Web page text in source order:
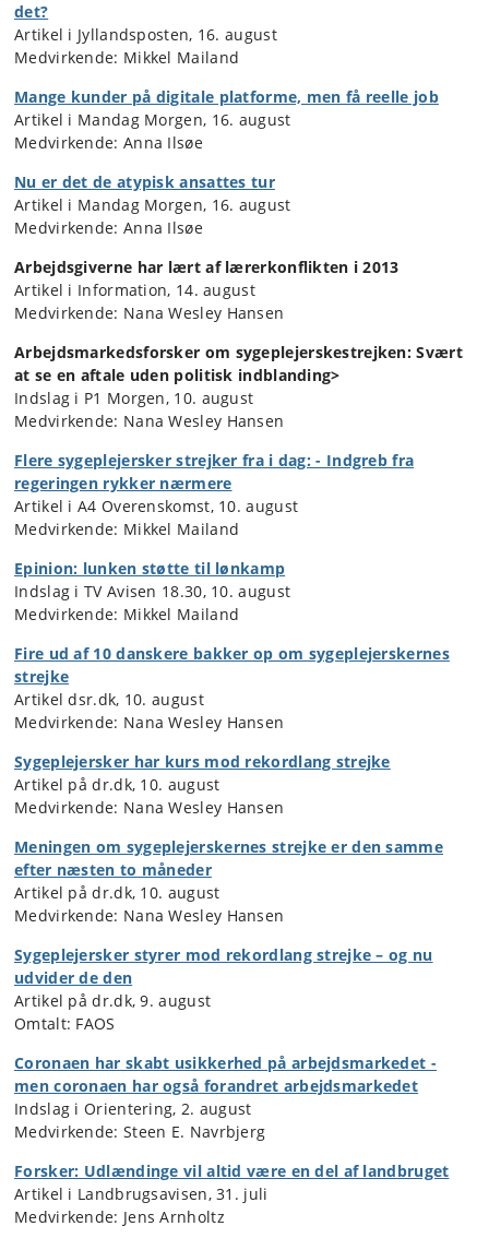
det?
Artikel i Jyllandsposten, 16. august
Medvirkende: Mikkel Mailand
Mange kunder på digitale platforme, men få reelle job
Artikel i Mandag Morgen, 16. august
Medvirkende: Anna Ilsøe
Nu er det de atypisk ansattes tur
Artikel i Mandag Morgen, 16. august
Medvirkende: Anna Ilsøe
Arbejdsgiverne har lært af lærerkonflikten i 2013
Artikel i Information, 14. august
Medvirkende: Nana Wesley Hansen
Arbejdsmarkedsforsker om sygeplejerskestrejken: Svært
at se en aftale uden politisk indblanding>
Indslag i P1 Morgen, 10. august
Medvirkende: Nana Wesley Hansen
Flere sygeplejersker strejker fra i dag: - Indgreb fra
regeringen rykker nærmere
Artikel i A4 Overenskomst, 10. august
Medvirkende: Mikkel Mailand
Epinion: lunken støtte til lønkamp
Indslag i TV Avisen 18.30, 10. august
Medvirkende: Mikkel Mailand
Fire ud af 10 danskere bakker op om sygeplejerskernes
strejke
Artikel dsr.dk, 10. august
Medvirkende: Nana Wesley Hansen
Sygeplejersker har kurs mod rekordlang strejke
Artikel på dr.dk, 10. august
Medvirkende: Nana Wesley Hansen
Meningen om sygeplejerskernes strejke er den samme
efter næsten to måneder
Artikel på dr.dk, 10. august
Medvirkende: Nana Wesley Hansen
Sygeplejersker styrer mod rekordlang strejke – og nu
udvider de den
Artikel på dr.dk, 9. august
Omtalt: FAOS
Coronaen har skabt usikkerhed på arbejdsmarkedet -
men coronaen har også forandret arbejdsmarkedet
Indslag i Orientering, 2. august
Medvirkende: Steen E. Navrbjerg
Forsker: Udlændinge vil altid være en del af landbruget
Artikel i Landbrugsavisen, 31. juli
Medvirkende: Jens Arnholtz